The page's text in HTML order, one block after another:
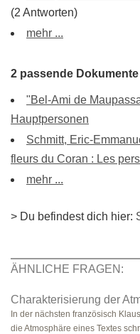
(2 Antworten)
mehr ...
2 passende
"Bel-Ami de
Hauptpersonen
Schmitt, Eric-
fleurs du Coran : Les
mehr ...
> Du befindest dich hier:
ÄHNLICHE FRAGEN:
Charakterisierung der
In der nächsten französisch
die Atmosphäre eines Textes